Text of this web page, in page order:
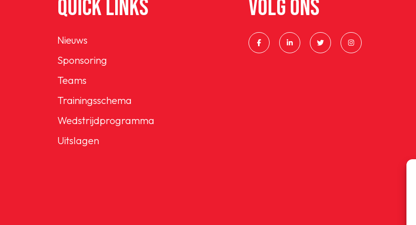
QUICK LINKS
Nieuws
Sponsoring
Teams
Trainingsschema
Wedstrijdprogramma
Uitslagen
VOLG ONS